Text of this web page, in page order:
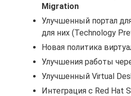
Migration
Улучшенный портал
для них (Technology
Новая политика
Улучшения работы
Улучшенный Virtual
Интеграция с Red Hat